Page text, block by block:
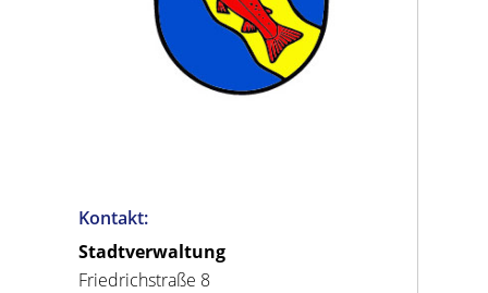
Kontakt:
Stadtverwaltung
Friedrichstraße 8